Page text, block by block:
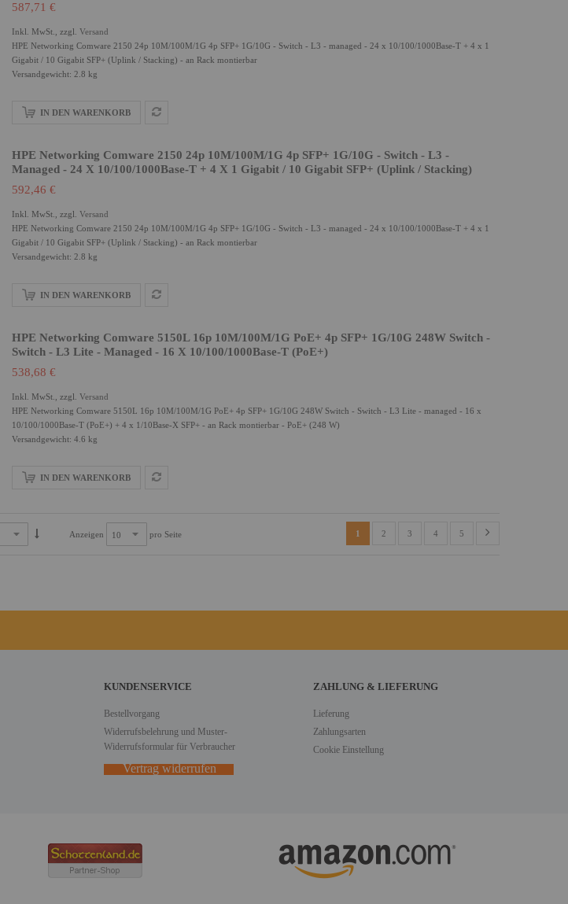
587,71 €
Inkl. MwSt., zzgl. Versand
HPE Networking Comware 2150 24p 10M/100M/1G 4p SFP+ 1G/10G - Switch - L3 - managed - 24 x 10/100/1000Base-T + 4 x 1
Gigabit / 10 Gigabit SFP+ (Uplink / Stacking) - an Rack montierbar
Versandgewicht: 2.8 kg
IN DEN WARENKORB
HPE Networking Comware 2150 24p 10M/100M/1G 4p SFP+ 1G/10G - Switch - L3 -
Managed - 24 X 10/100/1000Base-T + 4 X 1 Gigabit / 10 Gigabit SFP+ (Uplink / Stacking)
592,46 €
Inkl. MwSt., zzgl. Versand
HPE Networking Comware 2150 24p 10M/100M/1G 4p SFP+ 1G/10G - Switch - L3 - managed - 24 x 10/100/1000Base-T + 4 x 1
Gigabit / 10 Gigabit SFP+ (Uplink / Stacking) - an Rack montierbar
Versandgewicht: 2.8 kg
IN DEN WARENKORB
HPE Networking Comware 5150L 16p 10M/100M/1G PoE+ 4p SFP+ 1G/10G 248W Switch -
Switch - L3 Lite - Managed - 16 X 10/100/1000Base-T (PoE+)
538,68 €
Inkl. MwSt., zzgl. Versand
HPE Networking Comware 5150L 16p 10M/100M/1G PoE+ 4p SFP+ 1G/10G 248W Switch - Switch - L3 Lite - managed - 16 x
10/100/1000Base-T (PoE+) + 4 x 1/10Base-X SFP+ - an Rack montierbar - PoE+ (248 W)
Versandgewicht: 4.6 kg
IN DEN WARENKORB
Anzeigen pro Seite 1 2 3 4 5
KUNDENSERVICE
Bestellvorgang
Widerrufsbelehrung und Muster-
Widerrufsformular für Verbraucher
Vertrag widerrufen
ZAHLUNG & LIEFERUNG
Lieferung
Zahlungsarten
Cookie Einstellung